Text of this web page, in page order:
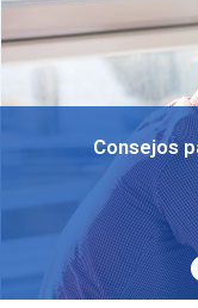
Consejos